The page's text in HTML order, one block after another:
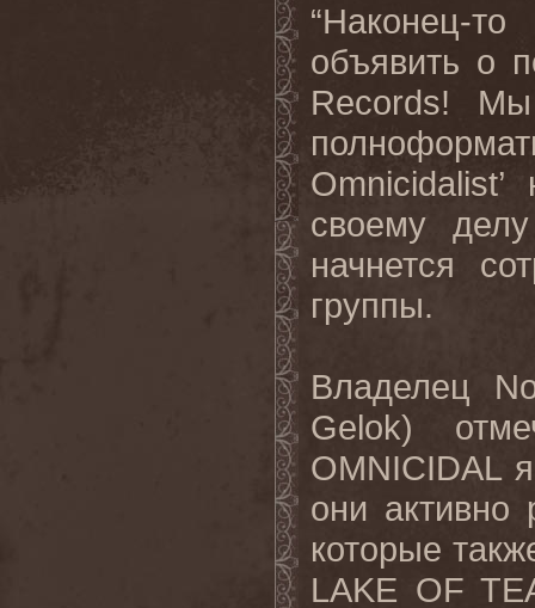
“Наконец-
объявить о
Records!
своему
начнется
группы.
Владелец
Gelok)
OMNICIDAL
они активно
которые
LAKE OF